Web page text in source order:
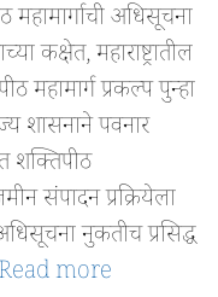
अधिसूचना
कक्षेत, महाराष्ट्रातील
महामार्ग प्रकल्प पुन्हा
शासनाने पवनार
शक्तिपीठ
संपादन प्रक्रियेला
नुकतीच प्रसिद्ध
Read more